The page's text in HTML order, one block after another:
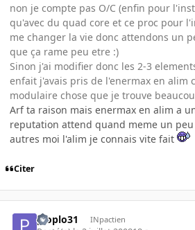
non je compte pas O/C (enfin pour
qu'avec du quad core et ce proc pour
me changer la vie donc attendons un
que ça rame peu etre :)
Sinon j'ai modifier donc les 2-3
enfait j'avais pris de l'enermax en alim
modulaire chose que je trouve
Arf ta raison mais enermax en alim a
reputation attend quand meme un peu
autres moi l'alim je connais vite fait
Citer
ploplo31 INpactien